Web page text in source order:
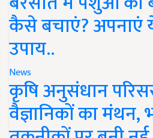
कैसे बचाएं? अपनाएं
उपाय..
News
कृषि अनुसंधान
वैज्ञानिकों का मंथन,